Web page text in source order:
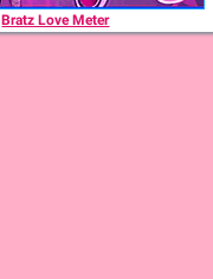
Bratz Love Meter